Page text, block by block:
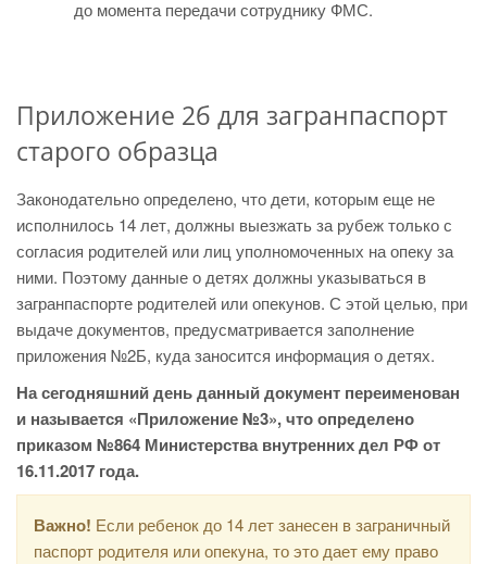
до момента передачи сотруднику ФМС.
Приложение 2б для загранпаспорт
старого образца
Законодательно определено, что дети, которым еще не
исполнилось 14 лет, должны выезжать за рубеж только с
согласия родителей или лиц уполномоченных на опеку за
ними. Поэтому данные о детях должны указываться в
загранпаспорте родителей или опекунов. С этой целью, при
выдаче документов, предусматривается заполнение
приложения №2Б, куда заносится информация о детях.
На сегодняшний день данный документ переименован
и называется «Приложение №3», что определено
приказом №864 Министерства внутренних дел РФ от
16.11.2017 года.
Важно! Если ребенок до 14 лет занесен в заграничный
паспорт родителя или опекуна, то это дает ему право